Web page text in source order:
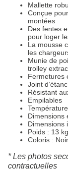
Mallette
Conçue
montées
Des fentes
pour loger
La mousse
les
Munie de
trolley
Fermetures
Joint
Résistant
Empilables
Dimensions
Dimensions
Poids : 13 kg
Coloris :
* Les photos
contractuelles